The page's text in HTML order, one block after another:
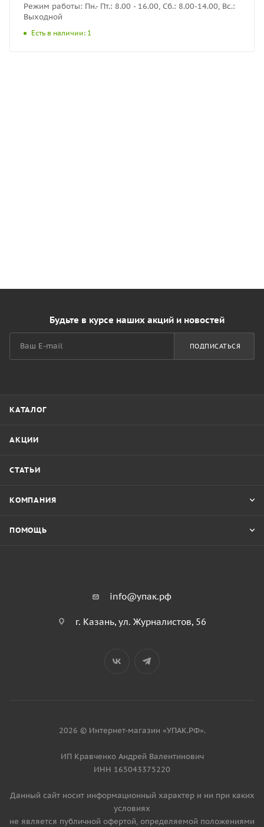
Режим работы: Пн.- Пт.: 8.00 - 16.00, Сб.: 8.00-14.00, Вс.:
Выходной
Есть в наличии: 1
Будьте в курсе наших акций и новостей
ПОДПИСАТЬСЯ
КАТАЛОГ
АКЦИИ
СТАТЬИ
КОМПАНИЯ
ПОМОЩЬ
info@упак.рф
г. Казань, ул. Журналистов, 56
2026 © Интернет-магазин «УПАК.РФ».
ИП Кравченко Андрей Валентинович
ИНН 165043375220
Данный сайт носит информационный характер и ни при каких
условиях
не является публичной офертой, определяемой положениями